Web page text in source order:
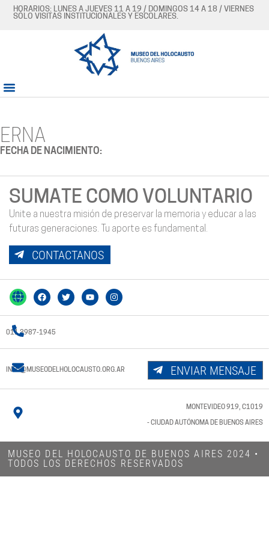
HORARIOS: LUNES A JUEVES 11 A 19 / DOMINGOS 14 A 18 / VIERNES
SÓLO VISITAS INSTITUCIONALES Y ESCOLARES.
ERNA
FECHA DE NACIMIENTO:
SUMATE COMO VOLUNTARIO
Unite a nuestra misión de preservar la memoria y educar a las
futuras generaciones. Tu aporte es fundamental.
CONTACTANOS
011 3987-1945
INFO@MUSEODELHOLOCAUSTO.ORG.AR ENVIAR MENSAJE
MONTEVIDEO 919, C1019
- CIUDAD AUTÓNOMA DE BUENOS AIRES
MUSEO DEL HOLOCAUSTO DE BUENOS AIRES 2024​ •
TODOS LOS DERECHOS RESERVADOS